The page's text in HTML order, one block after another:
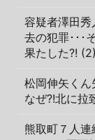
容疑者澤田秀
去の犯罪･･･
果たした?! (2)
松岡伸矢くん
なぜ?!北に拉
熊取町７人